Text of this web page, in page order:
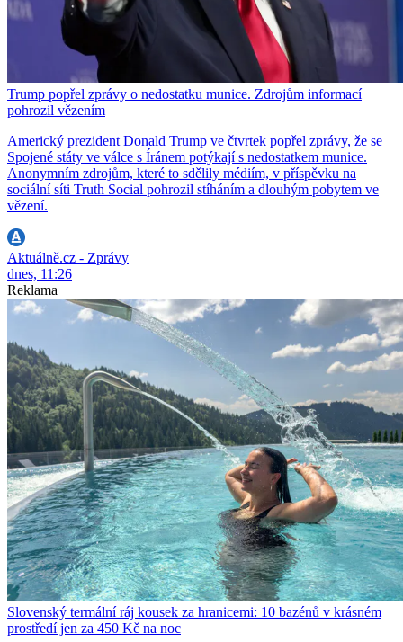
Trump popřel zprávy o nedostatku munice. Zdrojům informací
pohrozil vězením
Americký prezident Donald Trump ve čtvrtek popřel zprávy, že se
Spojené státy ve válce s Íránem potýkají s nedostatkem munice.
Anonymním zdrojům, které to sdělily médiím, v příspěvku na
sociální síti Truth Social pohrozil stíháním a dlouhým pobytem ve
vězení.
Aktuálně.cz - Zprávy
dnes, 11:26
Reklama
Slovenský termální ráj kousek za hranicemi: 10 bazénů v krásném
prostředí jen za 450 Kč na noc